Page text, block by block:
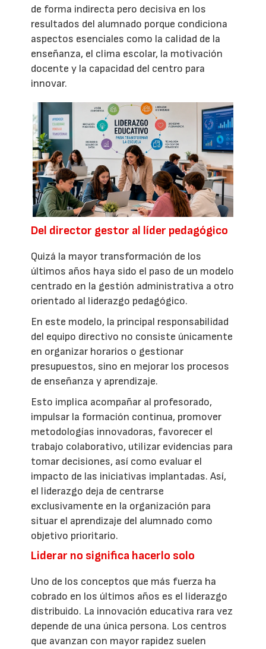
de forma indirecta pero decisiva en los
resultados del alumnado porque condiciona
aspectos esenciales como la calidad de la
enseñanza, el clima escolar, la motivación
docente y la capacidad del centro para
innovar.
Del director gestor al líder pedagógico
Quizá la mayor transformación de los
últimos años haya sido el paso de un modelo
centrado en la gestión administrativa a otro
orientado al liderazgo pedagógico.
En este modelo, la principal responsabilidad
del equipo directivo no consiste únicamente
en organizar horarios o gestionar
presupuestos, sino en mejorar los procesos
de enseñanza y aprendizaje.
Esto implica acompañar al profesorado,
impulsar la formación continua, promover
metodologías innovadoras, favorecer el
trabajo colaborativo, utilizar evidencias para
tomar decisiones, así como evaluar el
impacto de las iniciativas implantadas. Así,
el liderazgo deja de centrarse
exclusivamente en la organización para
situar el aprendizaje del alumnado como
objetivo prioritario.
Liderar no significa hacerlo solo
Uno de los conceptos que más fuerza ha
cobrado en los últimos años es el liderazgo
distribuido. La innovación educativa rara vez
depende de una única persona. Los centros
que avanzan con mayor rapidez suelen